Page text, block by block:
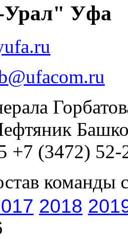
Уфа
+7 (3472)
команды
2018